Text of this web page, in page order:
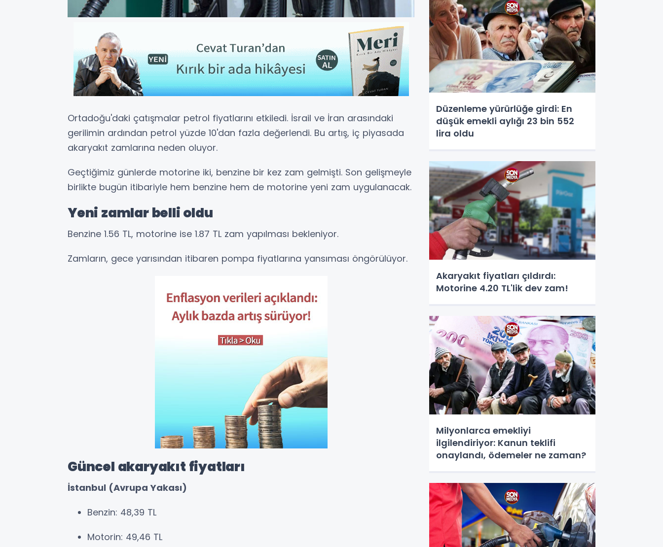
Ortadoğu'daki çatışmalar petrol fiyatlarını etkiledi. İsrail ve İran arasındaki
gerilimin ardından petrol yüzde 10'dan fazla değerlendi. Bu artış, iç piyasada
akaryakıt zamlarına neden oluyor.
Geçtiğimiz günlerde motorine iki, benzine bir kez zam gelmişti. Son gelişmeyle
birlikte bugün itibariyle hem benzine hem de motorine yeni zam uygulanacak.
Yeni zamlar belli oldu
Benzine 1.56 TL, motorine ise 1.87 TL zam yapılması bekleniyor.
Zamların, gece yarısından itibaren pompa fiyatlarına yansıması öngörülüyor.
Güncel akaryakıt fiyatları
İstanbul (Avrupa Yakası)
Benzin: 48,39 TL
Motorin: 49,46 TL
Düzenleme yürürlüğe girdi: En
düşük emekli aylığı 23 bin 552
lira oldu
Akaryakıt fiyatları çıldırdı:
Motorine 4.20 TL'lik dev zam!
Milyonlarca emekliyi
ilgilendiriyor: Kanun teklifi
onaylandı, ödemeler ne zaman?